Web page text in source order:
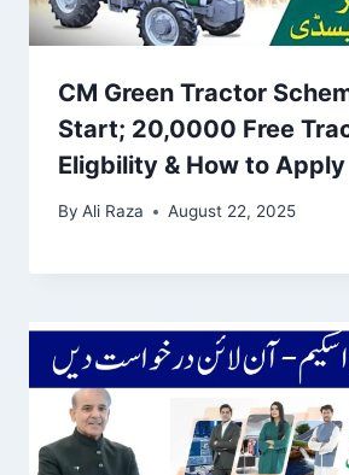
CM Green Tractor
Start; 20,0000 Free
Eligbility & How to Apply
By Ali Raza August 22, 2025